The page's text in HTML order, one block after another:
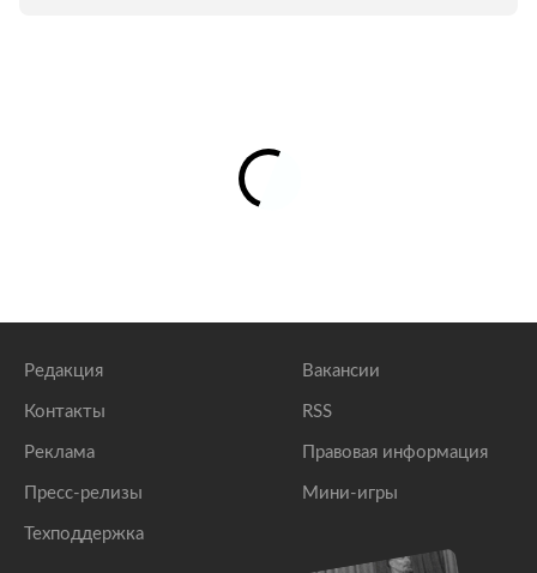
Редакция
Контакты
Реклама
Пресс-релизы
Техподдержка
Вакансии
RSS
Правовая информация
Мини-игры